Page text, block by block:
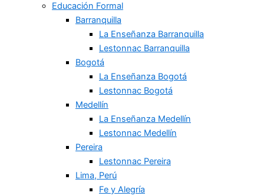
Educación Formal
Barranquilla
La Enseñanza Barranquilla
Lestonnac Barranquilla
Bogotá
La Enseñanza Bogotá
Lestonnac Bogotá
Medellín
La Enseñanza Medellín
Lestonnac Medellín
Pereira
Lestonnac Pereira
Lima, Perú
Fe y Alegría